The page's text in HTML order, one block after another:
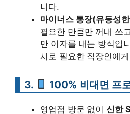
니다.
마이너스 통장(유동성
필요한 만큼만 꺼내 쓰
만 이자를 내는 방식입
시로 필요한 직장인에
3. 100% 비대면 프
영업점 방문 없이 신한